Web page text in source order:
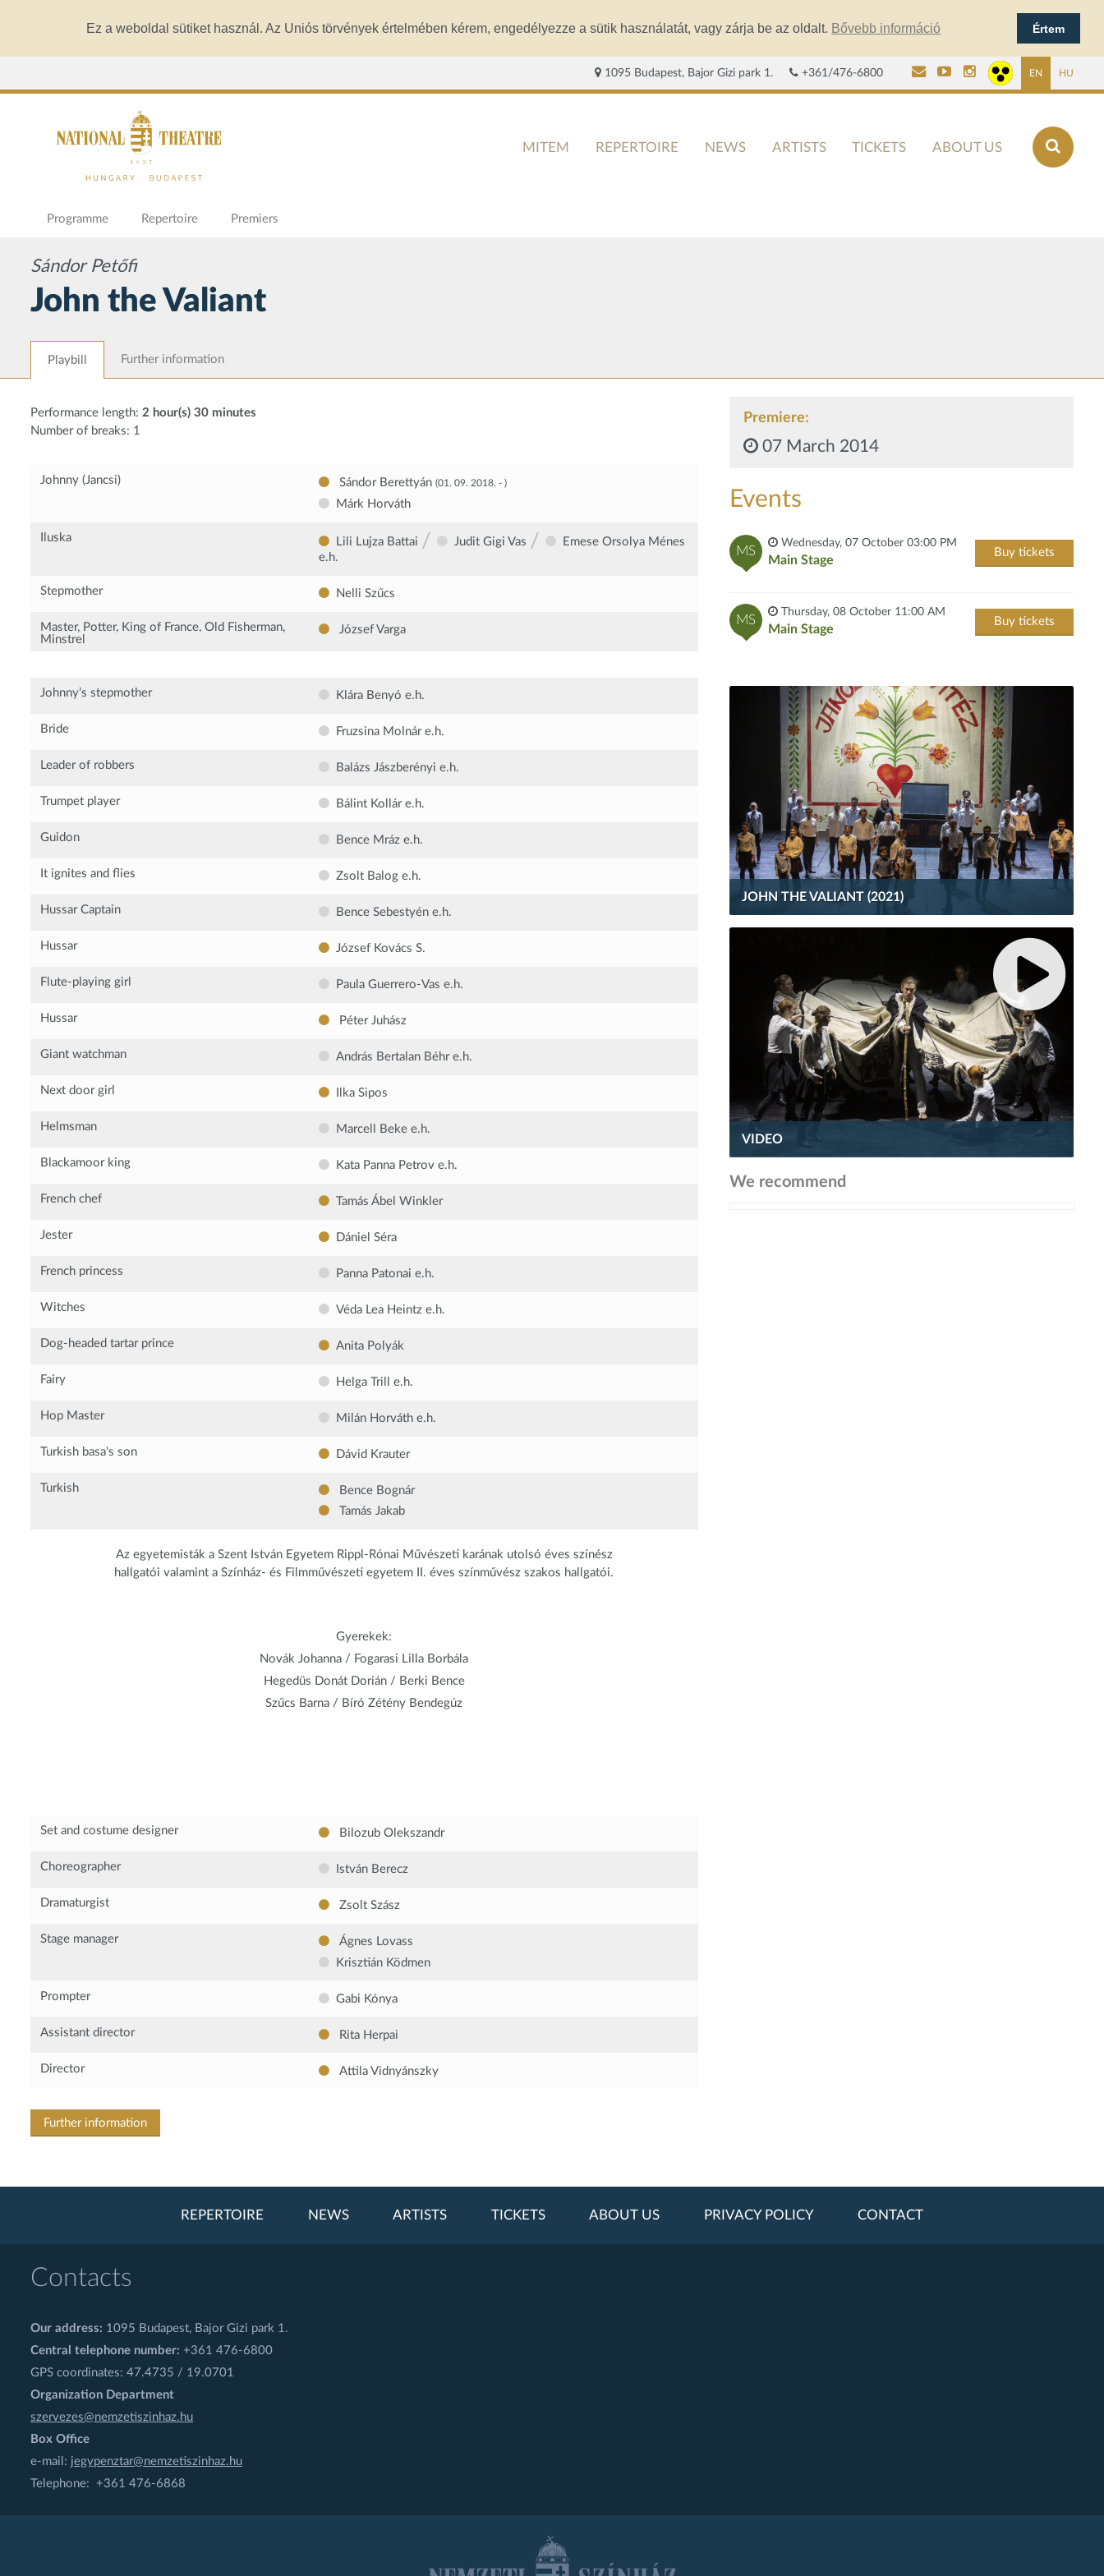
Ez a weboldal sütiket használ. Az Uniós törvények értelmében kérem, engedélyezze a sütik használatát, vagy zárja be az oldalt. Bővebb információ Értem
1095 Budapest, Bajor Gizi park 1. +361/476-6800 EN HU
MITEM REPERTOIRE NEWS ARTISTS TICKETS ABOUT US
Programme Repertoire Premiers
Sándor Petőfi
John the Valiant
Playbill Further information
Performance length: 2 hour(s) 30 minutes
Number of breaks: 1
Johnny (Jancsi) Sándor Berettyán(01. 09. 2018. - )
Márk Horváth
Iluska Lili Lujza Battai / Judit Gigi Vas /
Emese Orsolya Ménes
e.h.
Stepmother Nelli Szűcs
Master, Potter, King of France, Old Fisherman,
Minstrel
József Varga
Johnny’s stepmother Klára Benyó e.h.
Bride Fruzsina Molnár e.h.
Leader of robbers Balázs Jászberényi e.h.
Trumpet player Bálint Kollár e.h.
Guidon Bence Mráz e.h.
It ignites and flies Zsolt Balog e.h.
Hussar Captain Bence Sebestyén e.h.
Hussar József Kovács S.
Flute-playing girl Paula Guerrero-Vas e.h.
Hussar Péter Juhász
Giant watchman András Bertalan Béhr e.h.
Next door girl Ilka Sipos
Helmsman Marcell Beke e.h.
Blackamoor king Kata Panna Petrov e.h.
French chef Tamás Ábel Winkler
Jester Dániel Séra
French princess Panna Patonai e.h.
Witches Véda Lea Heintz e.h.
Dog-headed tartar prince Anita Polyák
Fairy Helga Trill e.h.
Hop Master Milán Horváth e.h.
Turkish basa's son Dávid Krauter
Turkish
Bence Bognár
Tamás Jakab
Az egyetemisták a Szent István Egyetem Rippl-Rónai Művészeti karának utolsó éves színész
hallgatói valamint a Színház- és Filmművészeti egyetem II. éves színművész szakos hallgatói.
Gyerekek:
Novák Johanna / Fogarasi Lilla Borbála
Hegedüs Donát Dorián / Berki Bence
Szűcs Barna / Bíró Zétény Bendegúz
Set and costume designer Bilozub Olekszandr
Choreographer István Berecz
Dramaturgist Zsolt Szász
Stage manager
Ágnes Lovass
Krisztián Ködmen
Prompter Gabi Kónya
Assistant director Rita Herpai
Director Attila Vidnyánszky
Further information
Premiere:
07 March 2014
Events
MS
Wednesday, 07 October 03:00 PM
Main Stage
Buy tickets
MS
Thursday, 08 October 11:00 AM
Main Stage
Buy tickets
JOHN THE VALIANT (2021)
VIDEO
We recommend
REPERTOIRE NEWS ARTISTS TICKETS ABOUT US PRIVACY POLICY CONTACT
Contacts
Our address: 1095 Budapest, Bajor Gizi park 1.
Central telephone number: +361 476-6800
GPS coordinates: 47.4735 / 19.0701
Organization Department
szervezes@nemzetiszinhaz.hu
Box Office
e-mail: jegypenztar@nemzetiszinhaz.hu
Telephone: +361 476-6868